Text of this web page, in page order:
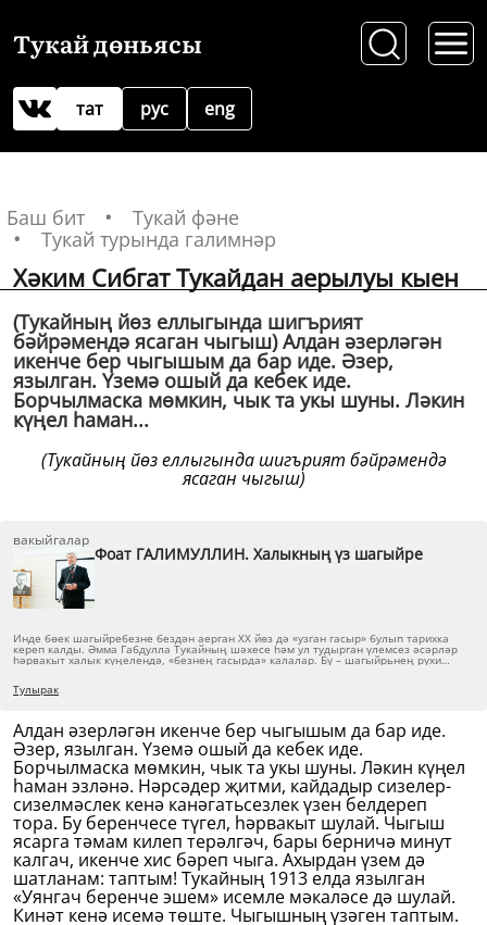
Тукай дөньясы
рус
тат eng
Баш бит
Тукай фәне
Тукай турында галимнәр
Хәким Сибгат Тукайдан аерылуы кыен
(Тукайның йөз еллыгында шигърият
бәйрәмендә ясаган чыгыш) Алдан әзерләгән
икенче бер чыгышым да бар иде. Әзер,
язылган. Үземә ошый да кебек иде.
Борчылмаска мөмкин, чык та укы шуны. Ләкин
күңел һаман...
(Тукайның йөз еллыгында шигърият бәйрәмендә
ясаган чыгыш)
вакыйгалар
Фоат ГАЛИМУЛЛИН. Халыкның үз шагыйре
Инде бөек шагыйребезне бездән аерган XX йөз дә «узган гасыр» булып тарихка
кереп калды. Әмма Габдулла Тукайның шәхесе һәм ул тудырган үлемсез әсәрләр
һәрвакыт халык күңелендә, «безнең гасырда» калалар. Бу – шагыйрьнең рухи
Тулырак
Алдан әзерләгән икенче бер чыгышым да бар иде.
Әзер, язылган. Үземә ошый да кебек иде.
Борчылмаска мөмкин, чык та укы шуны. Ләкин күңел
һаман эзләнә. Нәрсәдер җитми, кайдадыр сизелер-
сизелмәслек кенә канәгатьсезлек үзен белдереп
тора. Бу беренчесе түгел, һәрвакыт шулай. Чыгыш
ясарга тәмам килеп терәлгәч, бары берничә минут
калгач, икенче хис бәреп чыга. Ахырдан үзем дә
шатланам: таптым! Тукайның 1913 елда язылган
«Уянгач беренче эшем» исемле мәкаләсе дә шулай.
Кинәт кенә исемә төште. Чыгышның үзәген таптым.